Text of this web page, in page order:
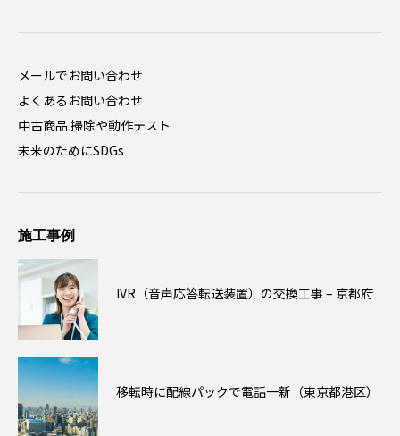
メールでお問い合わせ
よくあるお問い合わせ
中古商品 掃除や動作テスト
未来のためにSDGs
施工事例
IVR（音声応答転送装置）の交換工事 – 京都府
移転時に配線パックで電話一新（東京都港区）